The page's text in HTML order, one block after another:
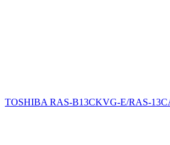
TOSHIBA RAS-B13CKVG-E/RAS-